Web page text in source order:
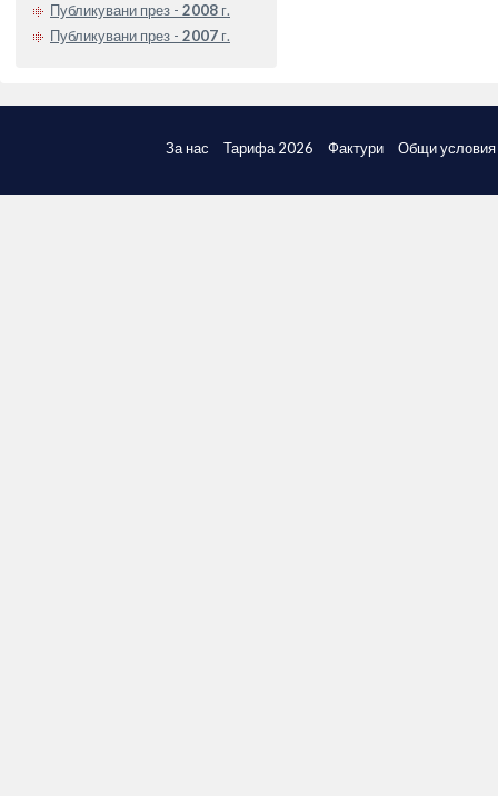
Публикувани през - 2008 г.
Публикувани през - 2007 г.
За нас Тарифа 2026 Фактури Общи условия